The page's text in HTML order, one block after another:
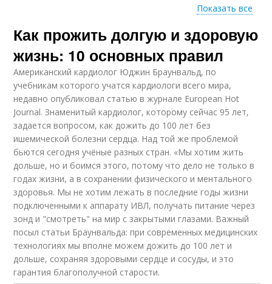
Психологическое
здоровье
Показать все
Как прожить долгую и здоровую
жизнь: 10 основных правил
Американский кардиолог Юджин Браунвальд, по
учебникам которого учатся кардиологи всего мира,
недавно опубликовал статью в журнале European Hot
Journal. Знаменитый кардиолог, которому сейчас 95 лет,
задается вопросом, как дожить до 100 лет без
ишемической болезни сердца. Над той же проблемой
бьются сегодня учёные разных стран. «Мы хотим жить
дольше, но и боимся этого, потому что дело не только в
годах жизни, а в сохранении физического и ментального
здоровья. Мы не хотим лежать в последние годы жизни
подключенными к аппарату ИВЛ, получать питание через
зонд и "смотреть" на мир с закрытыми глазами. Важный
посыл статьи Браунвальда: при современных медицинских
технологиях мы вполне можем дожить до 100 лет и
дольше, сохраняя здоровыми сердце и сосуды, и это
гарантия благополучной старости.